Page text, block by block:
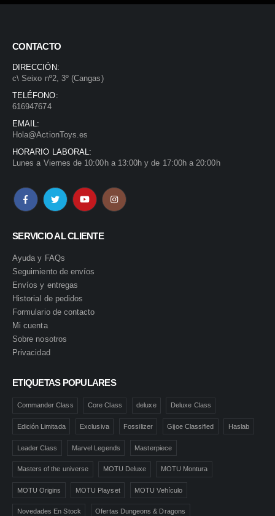
CONTACTO
DIRECCIÓN:
c\ Seixo nº2, 3º (Cangas)
TELÉFONO:
616947674
EMAIL:
Hola@ActionToys.es
HORARIO LABORAL:
Lunes a Viernes de 10:00h a 13:00h y de 17:00h a 20:00h
SERVICIO AL CLIENTE
Ayuda y FAQs
Seguimiento de envíos
Envíos y entregas
Historial de pedidos
Formulario de contacto
Mi cuenta
Sobre nosotros
Privacidad
ETIQUETAS POPULARES
Commander Class Core Class deluxe Deluxe Class
Edición Limitada Exclusiva Fossilizer Gijoe Classified Haslab
Leader Class Marvel Legends Masterpiece
Masters of the universe MOTU Deluxe MOTU Montura
MOTU Origins MOTU Playset MOTU Vehículo
Novedades En Stock Ofertas Dungeons & Dragons